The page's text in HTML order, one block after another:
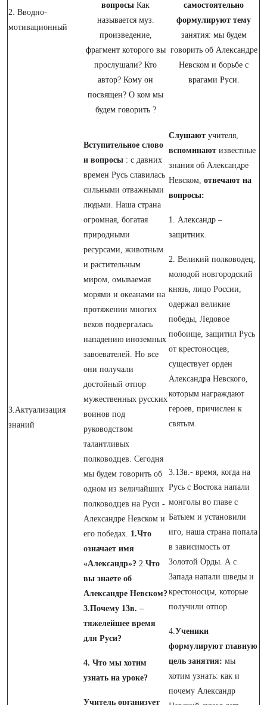
2. Вводно-
мотивационный
вопросы Как
называется муз.
произведение,
фрагмент которого вы
прослушали? Кто
автор? Кому он
посвящен? О ком мы
будем говорить ?
самостоятельно
формулируют тему
занятия: мы будем
говорить об Александре
Невском и борьбе с
врагами Руси.
3.Актуализация
знаний
Вступительное слово
и вопросы : с давних
времен Русь славилась
сильными отважными
людьми. Наша страна
огромная, богатая
природными
ресурсами, животным
и растительным
миром, омываемая
морями и океанами на
протяжении многих
веков подвергалась
нападению иноземных
завоевателей. Но все
они получали
достойный отпор
мужественных русских
воинов под
руководством
талантливых
полководцев. Сегодня
мы будем говорить об
одном из величайших
полководцев на Руси -
Александре Невском и
его победах. 1.Что
означает имя
«Александр»? 2.Что
вы знаете об
Александре Невском?
3.Почему 13в. –
тяжелейшее время
для Руси?
4. Что мы хотим
узнать на уроке?
Учитель организует
Слушают учителя,
вспоминают известные
знания об Александре
Невском, отвечают на
вопросы:
1. Александр –
защитник.
2. Великий полководец,
молодой новгородский
князь, лицо России,
одержал великие
победы, Ледовое
побоище, защитил Русь
от крестоносцев,
существует орден
Александра Невского,
которым награждают
героев, причислен к
святым.
3.13в.- время, когда на
Русь с Востока напали
монголы во главе с
Батыем и установили
иго, наша страна попала
в зависимость от
Золотой Орды. А с
Запада напали шведы и
крестоносцы, которые
получили отпор.
4.Ученики
формулируют главную
цель занятия: мы
хотим узнать: как и
почему Александр